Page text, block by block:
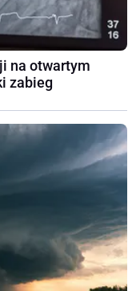
na otwartym
zabieg